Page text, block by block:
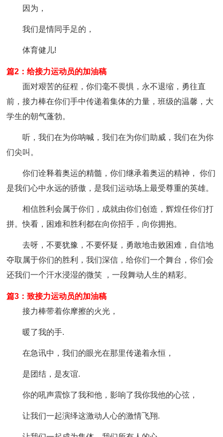
因为，
我们是情同手足的，
体育健儿!
篇2：给接力运动员的加油稿
面对艰苦的征程，你们毫不畏惧，永不退缩，勇往直
前，接力棒在你们手中传递着集体的力量，班级的温馨，大
学生的朝气蓬勃。
听，我们在为你呐喊，我们在为你们助威，我们在为你
们尖叫。
你们诠释着奥运的精髓，你们继承着奥运的精神， 你们
是我们心中永远的骄傲，是我们运动场上最受尊重的英雄。
相信胜利会属于你们，成就由你们创造，辉煌任你们打
拼。快看，困难和胜利都在向你招手，向你拥抱。
去呀，不要犹豫，不要怀疑，勇敢地击败困难，自信地
夺取属于你们的胜利，我们深信，给你们一个舞台，你们会
还我们一个汗水浸湿的微笑 ，一段舞动人生的精彩。
篇3：致接力运动员的加油稿
接力棒带着你摩擦的火光，
暖了我的手.
在急讯中，我们的眼光在那里传递着永恒，
是团结，是友谊.
你的吼声震惊了我和他，影响了我你我他的心弦，
让我们一起演绎这激动人心的激情飞翔.